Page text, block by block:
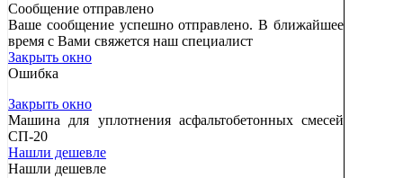
Сообщение отправлено
Ваше сообщение успешно отправлено. В ближайшее
время с Вами свяжется наш специалист
Закрыть окно
Ошибка
Закрыть окно
Машина для уплотнения асфальтобетонных смесей
СП-20
Нашли дешевле
Нашли дешевле